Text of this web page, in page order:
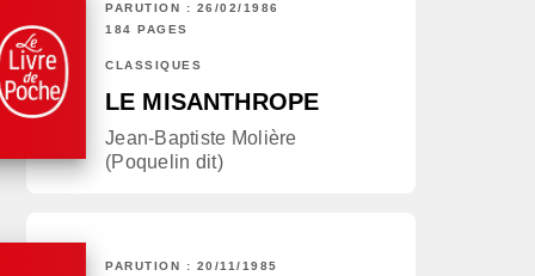
PARUTION : 26/02/1986
184 PAGES
CLASSIQUES
LE MISANTHROPE
Jean-Baptiste Molière
(Poquelin dit)
PARUTION : 20/11/1985